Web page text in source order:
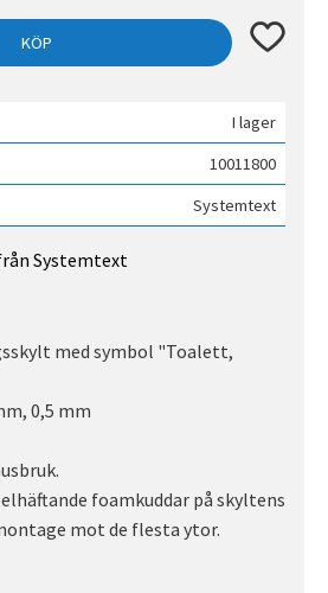
KÖP Lägg till
I lager
10011800
Systemtext
Systemtext
med symbol "Toalett,
0,5 mm
foamkuddar på skyltens
mot de flesta ytor.